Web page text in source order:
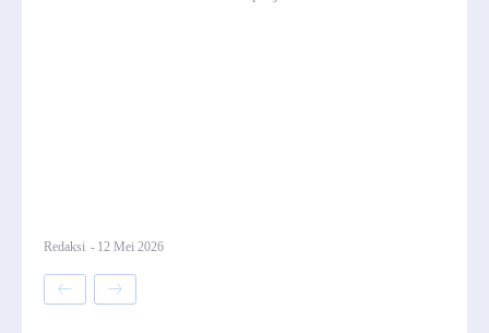
Redaksi - 12 Mei 2026